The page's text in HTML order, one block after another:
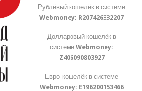
Рублёвый кошелёк в системе
Webmoney: R207426332207
Долларовый кошелёк в
системеWebmoney:
Z406090803927
Евро-кошелёк в системе
Webmoney: E196200153466